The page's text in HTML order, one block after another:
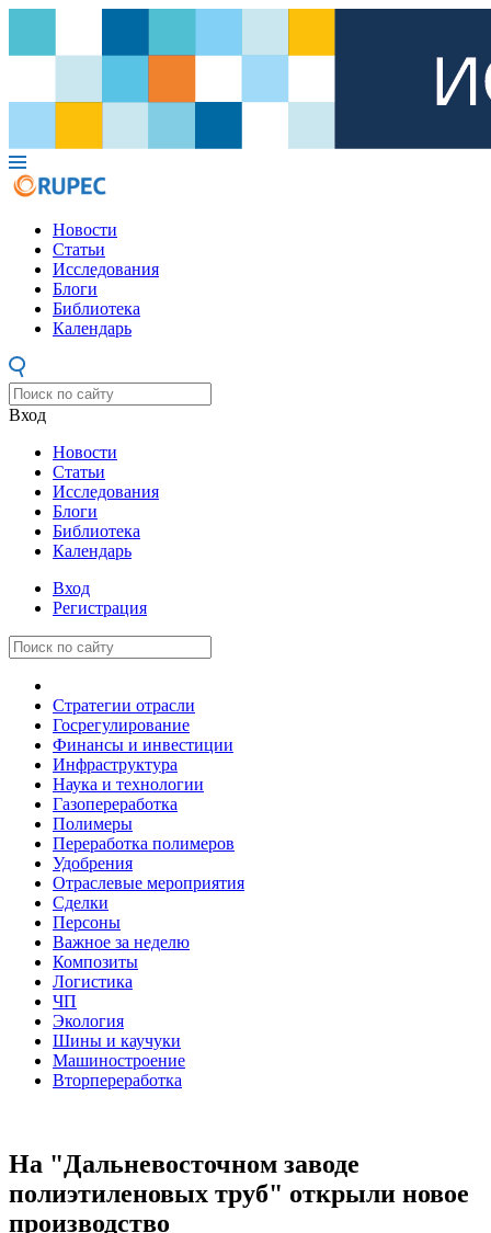
Новости
Статьи
Исследования
Блоги
Библиотека
Календарь
Вход
Новости
Статьи
Исследования
Блоги
Библиотека
Календарь
Вход
Регистрация
Стратегии отрасли
Госрегулирование
Финансы и инвестиции
Инфраструктура
Наука и технологии
Газопереработка
Полимеры
Переработка полимеров
Удобрения
Отраслевые мероприятия
Сделки
Персоны
Важное за неделю
Композиты
Логистика
ЧП
Экология
Шины и каучуки
Машиностроение
Вторпереработка
На "Дальневосточном заводе
полиэтиленовых труб" открыли новое
производство